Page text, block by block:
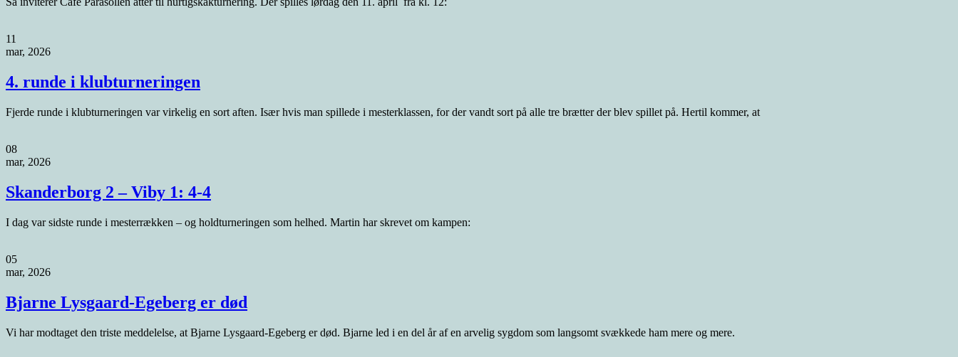
11
mar, 2026
4. runde i klubturneringen
Fjerde runde i klubturneringen var virkelig en sort aften. Især hvis man spillede i mesterklassen, for der vandt sort på alle tre brætter der blev spillet på. Hertil kommer, at
08
mar, 2026
Skanderborg 2 – Viby 1: 4-4
I dag var sidste runde i mesterrækken – og holdturneringen som helhed. Martin har skrevet om kampen:
05
mar, 2026
Bjarne Lysgaard-Egeberg er død
Vi har modtaget den triste meddelelse, at Bjarne Lysgaard-Egeberg er død. Bjarne led i en del år af en arvelig sygdom som langsomt svækkede ham mere og mere.